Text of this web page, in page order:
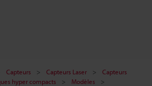
Capteurs Capteurs Laser
Capteurs
hyper compacts
Modèles